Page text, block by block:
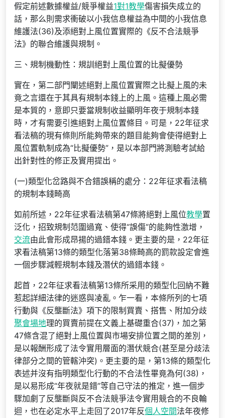
假定前述數據權益/競爭權益1對1教學傷害損失成立的
話，那么則需求衝破以小我信息權益為中間的小我信息
維護法(36)及添絕對上風位置實際的《反不合法競爭
法》的聯合維護與規制。
三、規制機動性：規訓絕對上風位置的比擬優勢
實在，第二部門闡述絕對上風位置實際之比擬上風的未
竟之言還在于其具有規制本錢上的上風。這種上風必需
是本質的，意即只要當規制收益顯明年夜于規制本錢
時，才有需要引進絕對上風位置條目。可是，22年征求
看法稿的現有條則所能夠帶來的題目能夠會使得絕對上
風位置軌制成為“比擬優勢”，是以本部門將測驗考試給
出針對性的修正及實用提出。
(一)類型化岔路與不合錯誤稱的處分：22年征求看法稿
的規制本錢畸高
如前所述，22年征求看法稿第47條將絕對上風位教學置
泛化，招致規制范圍過寬、使得“誤傷”的能夠性激增，
交流由此會形成昂揚的過錯本錢。更主要的是，22年征
求看法稿第13條的類型化落第38條畸高的罰款設定會進
一個步驟減輕規制本錢及潛伏的過錯本錢。
起首，22年征求看法稿第13條所采用的類型化回納不難
惹起詳細法律的迷惑與凌亂。乍一看，本條所列的七項
行動與《反壟斷法》項下的限制買賣、搭售、附加分歧
聚會場地理的買賣前提在文義上基礎重合(37)，加之第
47條含混了絕對上風位置與市場安排位置之間的差別，
是以報酬形成了法令實用層面的潛伏競合(甚至是分歧法
律部分之間的管轄沖突)。更主要的是，第13條的類型化
表述并沒有指明類型化行動的不合法性畢竟為何(38)，
是以易形成“年夜就是錯”等自己守法的推定，進一個步
驟加劇了反壟斷與反不合法競爭法令實用競合的不良輪
迴，也在必定水平上走回了2017年反個人空間法年夜修